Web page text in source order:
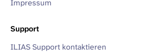
Impressum
Support
ILIAS Support kontaktieren